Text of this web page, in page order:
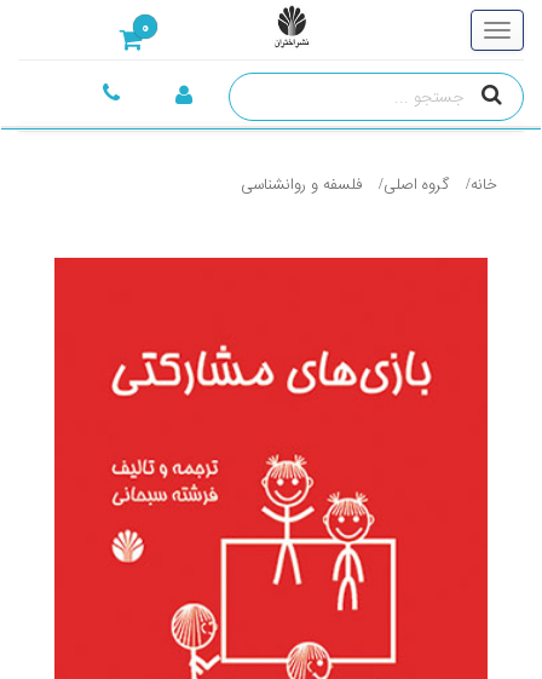
0
خانه گروه اصلی فلسفه و روانشناسی